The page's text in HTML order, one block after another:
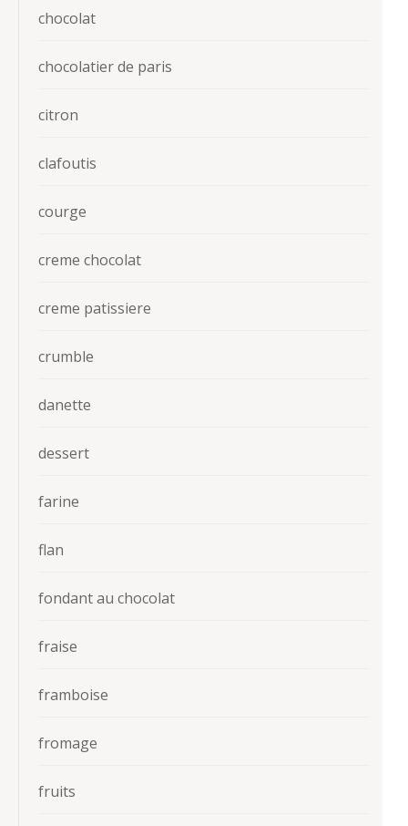
chocolat
chocolatier de paris
citron
clafoutis
courge
creme chocolat
creme patissiere
crumble
danette
dessert
farine
flan
fondant au chocolat
fraise
framboise
fromage
fruits